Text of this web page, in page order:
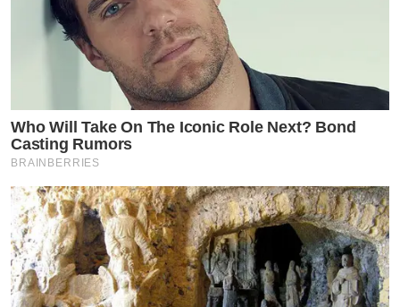
Who Will Take On The Iconic Role Next? Bond
Casting Rumors
BRAINBERRIES